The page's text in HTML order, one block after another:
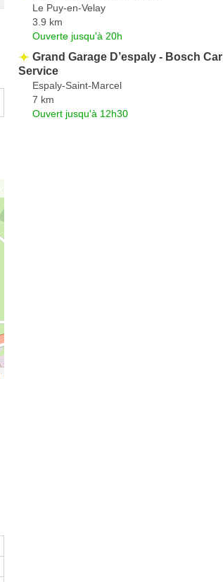
Le Puy-en-Velay
3.9 km
Ouverte jusqu'à 20h
Grand Garage D’espaly - Bosch Car
Service
Espaly-Saint-Marcel
7 km
Ouvert jusqu'à 12h30